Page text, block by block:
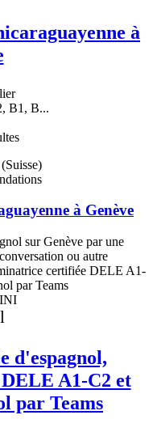
à
B1, B...
à Genève
sur Genève par une
ou autre
d'espagnol,
A1-C2 et
par Teams